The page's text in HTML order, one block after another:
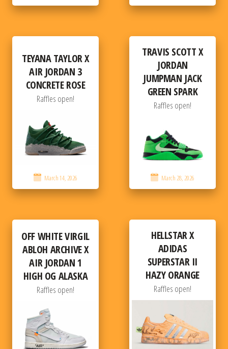
TEYANA TAYLOR X
AIR JORDAN 3
CONCRETE ROSE
Raffles open!
March 14, 2026
TRAVIS SCOTT X
JORDAN
JUMPMAN JACK
GREEN SPARK
Raffles open!
March 28, 2026
OFF WHITE VIRGIL
ABLOH ARCHIVE X
AIR JORDAN 1
HIGH OG ALASKA
Raffles open!
HELLSTAR X
ADIDAS
SUPERSTAR II
HAZY ORANGE
Raffles open!